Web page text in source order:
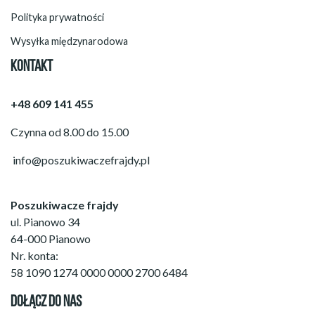
Polityka prywatności
Wysyłka międzynarodowa
KONTAKT
+48 609 141 455
Czynna od 8.00 do 15.00
info@poszukiwaczefrajdy.pl
Poszukiwacze frajdy
ul. Pianowo 34
64-000 Pianowo
Nr. konta:
58 1090 1274 0000 0000 2700 6484
DOŁĄCZ DO NAS